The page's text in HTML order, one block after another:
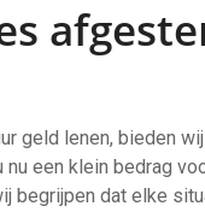
geld lenen, bieden
een klein bedrag
begrijpen dat elke